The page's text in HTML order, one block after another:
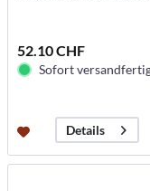
52.10 CHF
Sofort
Details